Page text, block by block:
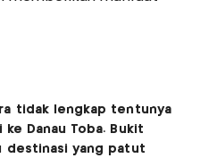
tidak lengkap tentunya
Danau Toba. Bukit
destinasi yang patut